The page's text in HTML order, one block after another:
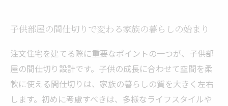
夫
未来を見据えた間仕切りで織りなす理想の子供
部屋の完成
子供部屋の間仕切りで変わる家族の暮らしの始まり
注文住宅を建てる際に重要なポイントの一つが、子供部
屋の間仕切り設計です。子供の成長に合わせて空間を柔
軟に使える間仕切りは、家族の暮らしの質を大きく左右
します。初めに考慮すべきは、多様なライフスタイルや